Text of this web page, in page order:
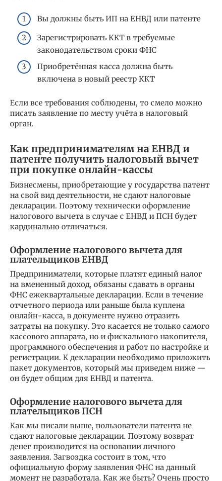
Вы должны быть ИП на ЕНВД или патенте
Зарегистрировать ККТ в требуемые
законодательством сроки ФНС
Приобретённая касса должна быть
включена в новый реестр ККТ
Если все требования соблюдены, то смело можно
писать заявление по месту учёта в налоговый
орган.
Как предпринимателям на ЕНВД и
патенте получить налоговый вычет
при покупке онлайн-кассы
Бизнесмены, приобретающие у государства патент
на свой вид деятельности, не сдают налоговые
декларации. Поэтому технически оформление
налогового вычета в случае с ЕНВД и ПСН будет
кардинально отличаться.
Оформление налогового вычета для
плательщиков ЕНВД
Предприниматели, которые платят единый налог
на вмененный доход, обязаны сдавать в органы
ФНС ежеквартальные декларации. Если в течение
отчетного периода или раньше была куплена
онлайн-касса, в документе нужно отразить
затраты на покупку. Это касается не только самого
кассового аппарата, но и фискального накопителя,
программного обеспечения и работ по настройке и
регистрации. К декларации необходимо приложить
пакет документов, который мы приведем ниже —
он будет общим для ЕНВД и патента.
Оформление налогового вычета для
плательщиков ПСН
Как мы писали выше, пользователи патента не
сдают налоговые декларации. Поэтому возврат
денег производится на основании личного
заявления. Загвоздка состоит в том, что
официальную форму заявления ФНС на данный
момент не разработала. Как же быть? Очень просто